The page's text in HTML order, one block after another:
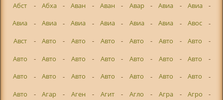
Абст
- Абха - Аван - Аван - Авар - Авиа - Авиа
-
Авиа
- Авиа - Авиа - Авиа - Авиа - Авиа - Авос
-
Авст
- Авто - Авто - Авто - Авто - Авто - Авто
-
Авто
- Авто - Авто - Авто - Авто - Авто - Авто
-
Авто
- Авто - Авто - Авто - Авто - Авто - Авто
-
Авто
- Агар - Аген - Агит - Агло - Агра - Агро
-